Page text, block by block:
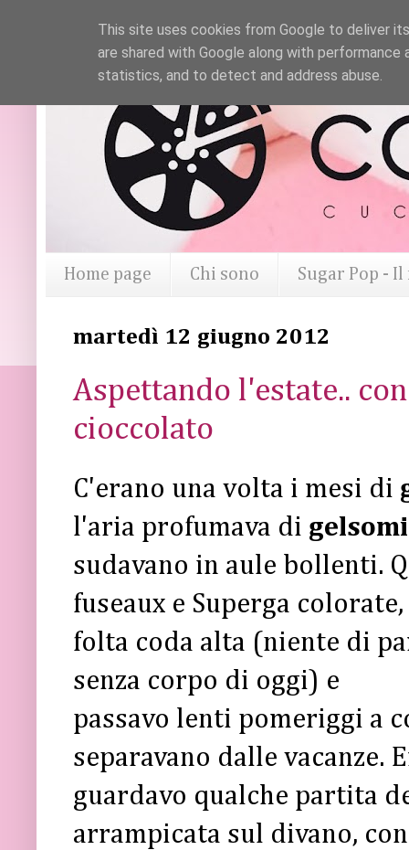
Home page Chi sono Sugar Pop -
martedì 12 giugno 2012
Aspettando l'estate..
cioccolato
C'erano una volta i mesi di
l'aria profumava di
sudavano in aule bollenti.
fuseaux e Superga
folta coda alta (niente di
senza corpo di oggi) e
passavo lenti pomeriggi a
separavano dalle vacanze.
guardavo qualche partita
arrampicata sul divano,
This site uses cookies from Google to deliver
are shared with Google along with
statistics, and to detect and address abuse.